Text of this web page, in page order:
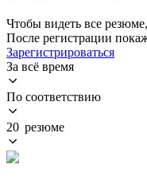
Чтобы видеть все
После регистрации
Зарегистрироваться
За всё время
По соответствию
20 резюме